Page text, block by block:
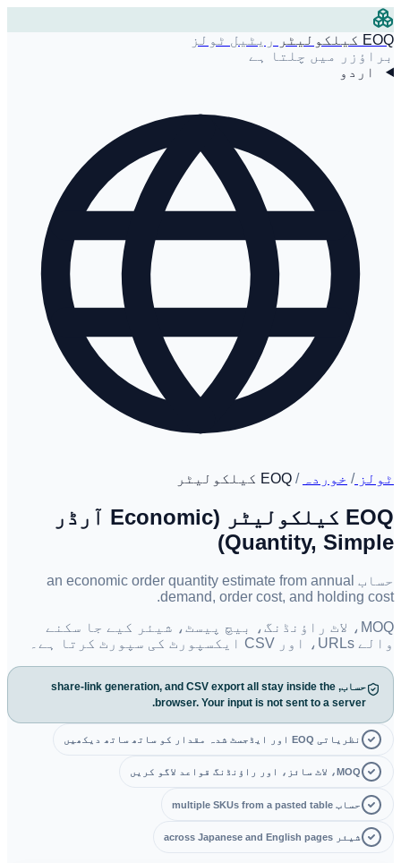
EOQ کیلکولیٹر
ریٹیل ٹولز
براؤزر میں چلتا ہے
اردو
ٹولز/ خوردہ / EOQ کیلکولیٹر
EOQ کیلکولیٹر (Economic آرڈر
Quantity, Simple)
حساب an economic order quantity estimate from annual
demand, order cost, and holding cost.
MOQ، لاٹ راؤنڈنگ، بیچ پیسٹ، شیئر کیے جا سکنے
والے URLs، اور CSV ایکسپورٹ کی سپورٹ کرتا ہے۔
حساب, share-link generation, and CSV export all stay inside the
browser. Your input is not sent to a server.
نظریاتی EOQ اور ایڈجسٹ شدہ مقدار کو ساتھ ساتھ دیکھیں
MOQ، لاٹ سائز، اور راؤنڈنگ قواعد لاگو کریں
حساب multiple SKUs from a pasted table
شیئر across Japanese and English pages